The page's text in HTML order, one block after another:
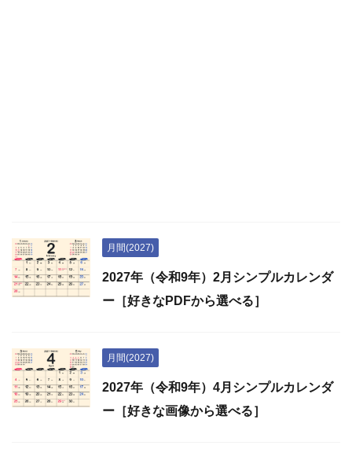
月間(2027)
2027年（令和9年）2月シンプルカレンダ
ー［好きなPDFから選べる］
月間(2027)
2027年（令和9年）4月シンプルカレンダ
ー［好きな画像から選べる］